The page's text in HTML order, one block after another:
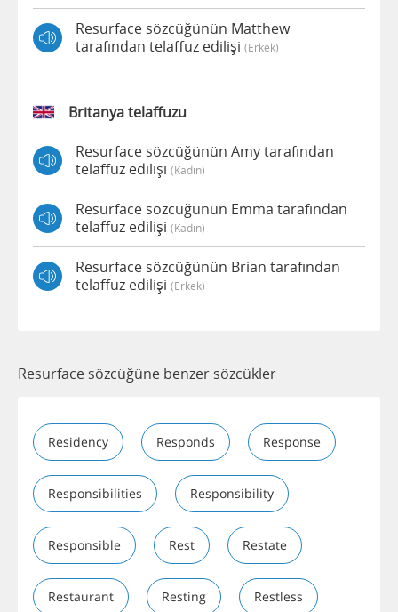
Resurface sözcüğünün Matthew
tarafından telaffuz edilişi (erkek)
Britanya telaffuzu
Resurface sözcüğünün Amy tarafından
telaffuz edilişi (kadın)
Resurface sözcüğünün Emma tarafından
telaffuz edilişi (kadın)
Resurface sözcüğünün Brian tarafından
telaffuz edilişi (erkek)
Resurface sözcüğüne benzer sözcükler
Residency Responds Response
Responsibilities Responsibility
Responsible Rest Restate
Restaurant Resting Restless